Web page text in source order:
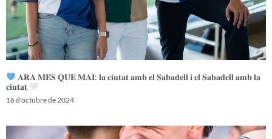
𝐀𝐑𝐀 𝐌𝐄́𝐒 𝐐𝐔𝐄 𝐌𝐀𝐈: 𝐥𝐚 𝐜𝐢𝐮𝐭𝐚𝐭 𝐚𝐦𝐛 𝐞𝐥 𝐒𝐚𝐛𝐚𝐝𝐞𝐥𝐥 𝐢 𝐞𝐥 𝐒𝐚𝐛𝐚𝐝𝐞𝐥𝐥 𝐚𝐦𝐛 𝐥𝐚
𝐜𝐢𝐮𝐭𝐚𝐭
16 d'octubre de 2024